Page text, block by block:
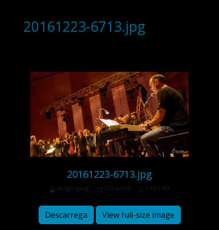
20161223-6713.jpg
20161223-6713.jpg
image/jpeg 1024x550 138.5 KB
Descarrega View full-size image